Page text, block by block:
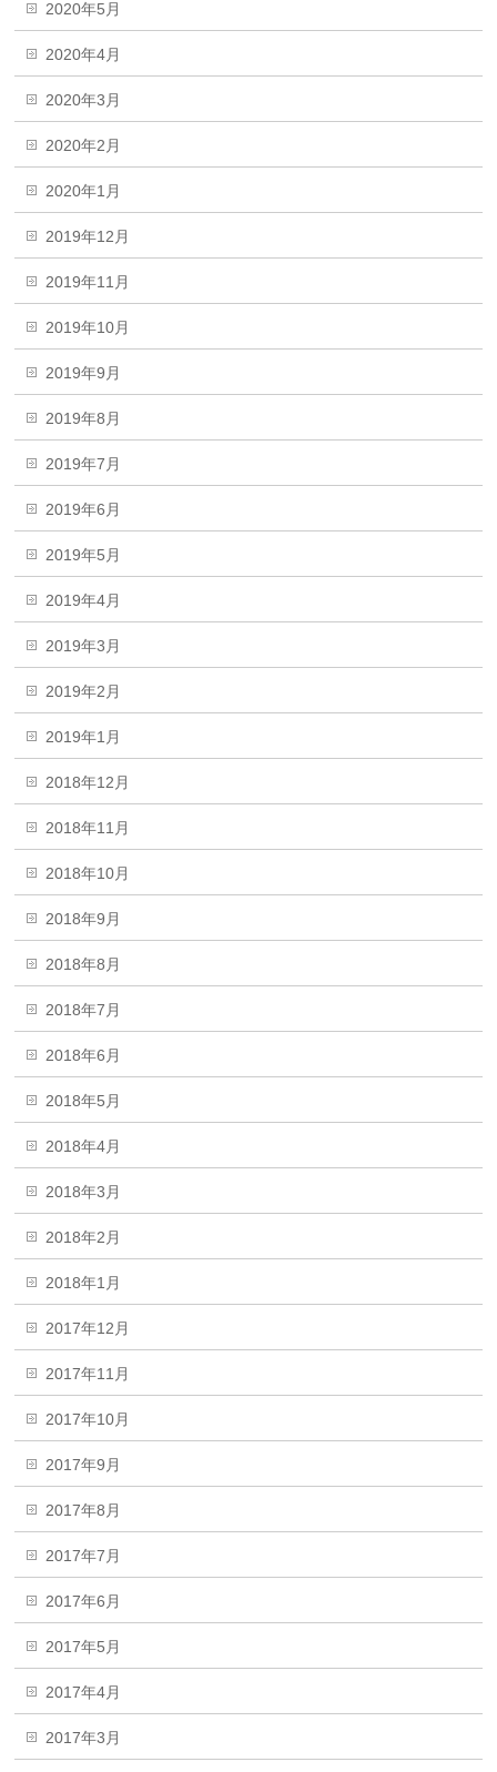
2020年5月
2020年4月
2020年3月
2020年2月
2020年1月
2019年12月
2019年11月
2019年10月
2019年9月
2019年8月
2019年7月
2019年6月
2019年5月
2019年4月
2019年3月
2019年2月
2019年1月
2018年12月
2018年11月
2018年10月
2018年9月
2018年8月
2018年7月
2018年6月
2018年5月
2018年4月
2018年3月
2018年2月
2018年1月
2017年12月
2017年11月
2017年10月
2017年9月
2017年8月
2017年7月
2017年6月
2017年5月
2017年4月
2017年3月